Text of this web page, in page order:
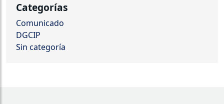
Categorías
Comunicado
DGCIP
Sin categoría